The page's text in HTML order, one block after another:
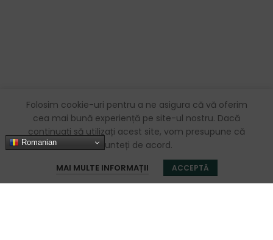
Folosim cookie-uri pentru a ne asigura că vă oferim
cea mai bună experiență pe site-ul nostru. Dacă
continuați să utilizați acest site, vom presupune că
sunteți de acord.
MAI MULTE INFORMAȚII ACCEPTĂ
Romanian
Coș Contul meu